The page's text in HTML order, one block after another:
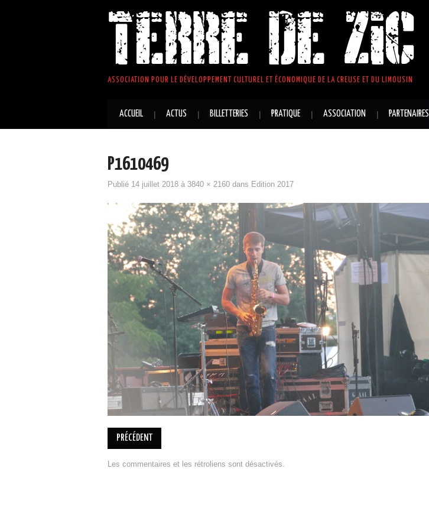
TERRE DE ZIC
ASSOCIATION POUR LE DÉVELOPPEMENT CULTUREL ET ÉCONOMIQUE DE LA CREUSE ET DU LIMOUSIN
ACCUEIL ACTUS BILLETTERIES PRATIQUE ASSOCIATION PARTENAIRES
P1610469
Publié 14 juillet 2018 à 3840 × 2160 dans Edition 2017
PRÉCÉDENT
Les commentaires et les rétroliens sont désactivés.